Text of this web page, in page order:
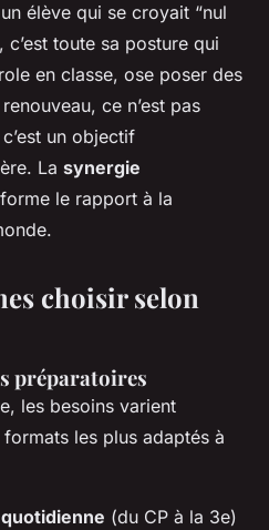
élève qui se croyait “nul
toute sa posture qui
en classe, ose poser des
ce n’est pas
un objectif
La synergie
le rapport à la
choisir selon
préparatoires
les besoins varient
les plus adaptés à
(du CP à la 3e)